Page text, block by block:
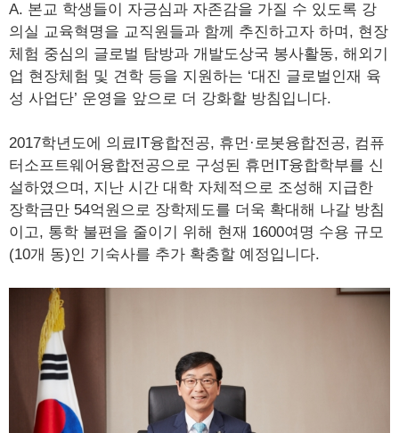
A. 본교 학생들이 자긍심과 자존감을 가질 수 있도록 강
의실 교육혁명을 교직원들과 함께 추진하고자 하며, 현장
체험 중심의 글로벌 탐방과 개발도상국 봉사활동, 해외기
업 현장체험 및 견학 등을 지원하는 ‘대진 글로벌인재 육
성 사업단’ 운영을 앞으로 더 강화할 방침입니다.
2017학년도에 의료IT융합전공, 휴먼·로봇융합전공, 컴퓨
터소프트웨어융합전공으로 구성된 휴먼IT융합학부를 신
설하였으며, 지난 시간 대학 자체적으로 조성해 지급한
장학금만 54억원으로 장학제도를 더욱 확대해 나갈 방침
이고, 통학 불편을 줄이기 위해 현재 1600여명 수용 규모
(10개 동)인 기숙사를 추가 확충할 예정입니다.